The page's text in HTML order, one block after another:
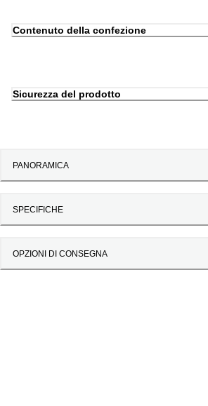
Contenuto della confezione
Sicurezza del prodotto
PANORAMICA
SPECIFICHE
OPZIONI DI CONSEGNA